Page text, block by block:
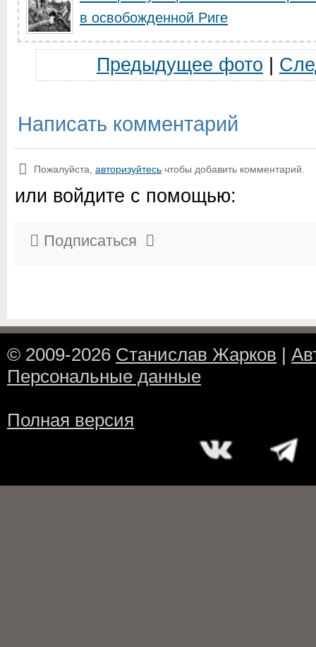
в освобожденной Риге
Предыдущее фото
Написать комментарий
Пожалуйста, авторизуйтесь чтобы добавить комментарий.
или войдите с помощью:
Подписаться
© 2009-2026 Станислав Жарков |
Персональные данные
Полная версия